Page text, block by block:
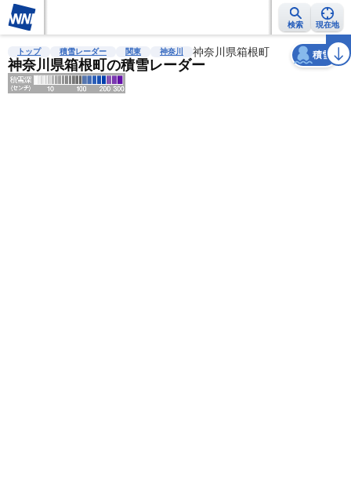
検索 現在地
雨雲レーダー 台風情報 地震情報 警報・注意報 2週間天気 ラ
トップ 積雪レーダー 関東 神奈川 神奈川県箱根町
神奈川県箱根町の積雪レーダー
積雪
天気 台風